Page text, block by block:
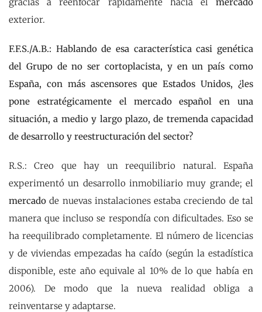
exterior.
F.F.S./A.B.: Hablando de esa característica casi genética
del Grupo de no ser cortoplacista, y en un país como
España, con más ascensores que Estados Unidos, ¿les
pone estratégicamente el mercado español en una
situación, a medio y largo plazo, de tremenda capacidad
de desarrollo y reestructuración del sector?
R.S.: Creo que hay un reequilibrio natural. España
experimentó un desarrollo inmobiliario muy grande; el
mercado de nuevas instalaciones estaba creciendo de tal
manera que incluso se respondía con dificultades. Eso se
ha reequilibrado completamente. El número de licencias
y de viviendas empezadas ha caído (según la estadística
disponible, este año equivale al 10% de lo que había en
2006). De modo que la nueva realidad obliga a
reinventarse y adaptarse.